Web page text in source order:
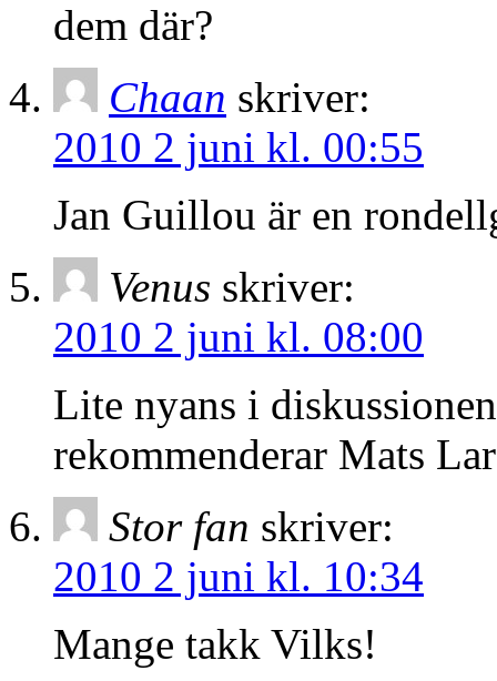
dem där?
Chaan skriver:
2010 2 juni kl. 00:55
Jan Guillou är en
Venus skriver:
2010 2 juni kl. 08:00
Lite nyans i
rekommenderar Mats
Stor fan skriver:
2010 2 juni kl. 10:34
Mange takk Vilks!